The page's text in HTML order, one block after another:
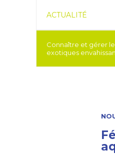
ACTUALITÉ
Connaître et gérer
exotiques